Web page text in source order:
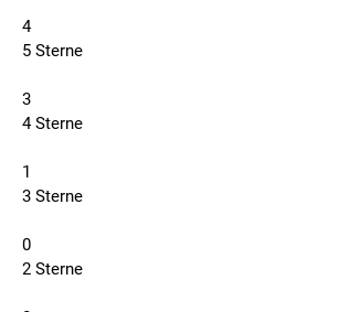
4
5 Sterne
3
4 Sterne
1
3 Sterne
0
2 Sterne